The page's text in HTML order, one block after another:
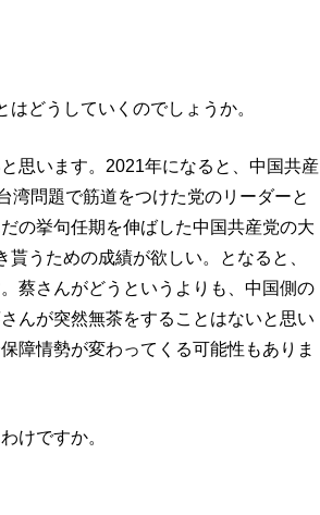
どうしていくのでしょうか。
思います。2021年になると、中国共産
湾問題で筋道をつけた党のリーダーと
の挙句任期を伸ばした中国共産党の大
うための成績が欲しい。となると、
蔡さんがどうというよりも、中国側の
んが突然無茶をすることはないと思い
障情勢が変わってくる可能性もありま
けですか。